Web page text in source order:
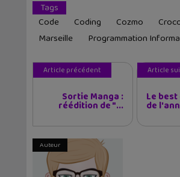
Tags
Code
Coding Cozmo
Marseille
Programmation
Article précédent
Sortie Manga :
réédition de "...
Article
Le
de
Auteur